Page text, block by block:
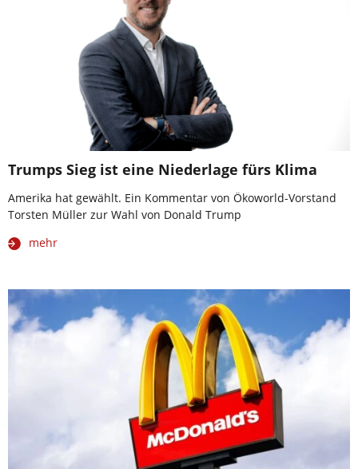
Trumps Sieg ist eine Niederlage fürs Klima
Amerika hat gewählt. Ein Kommentar von Ökoworld-Vorstand
Torsten Müller zur Wahl von Donald Trump
mehr